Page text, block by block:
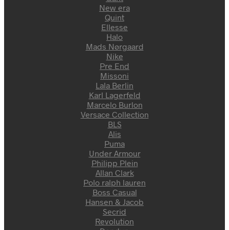
New era
Quint
Ellesse
Halo
Mads Nørgaard
Nike
Pre End
Missoni
Lala Berlin
Karl Lagerfeld
Marcelo Burlon
Versace Collection
BLS
Alis
Puma
Under Armour
Philipp Plein
Allan Clark
Polo ralph lauren
Boss Casual
Hansen & Jacob
Secrid
Revolution